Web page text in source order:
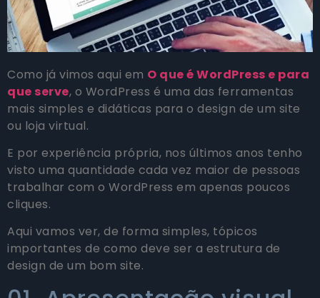
Como já vimos aqui em O que é WordPress e para
que serve, o WordPress é uma das ferramentas
mais simples e didáticas para o design de um site
ou loja virtual.
E por experiência própria, nos últimos anos tenho
visto uma quantidade cada vez maior de pessoas
trabalhar com o WordPress em apenas poucos
cliques.
Aqui vamos ver, de forma simples, tópicos
importantes de como deve ser a estrutura de
design de um bom site.